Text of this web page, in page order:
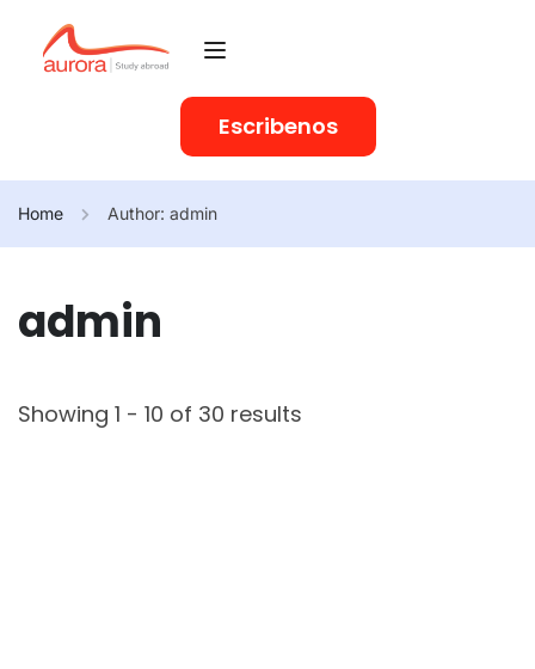
Escribenos
Home Author: admin
admin
Showing 1 - 10 of 30 results